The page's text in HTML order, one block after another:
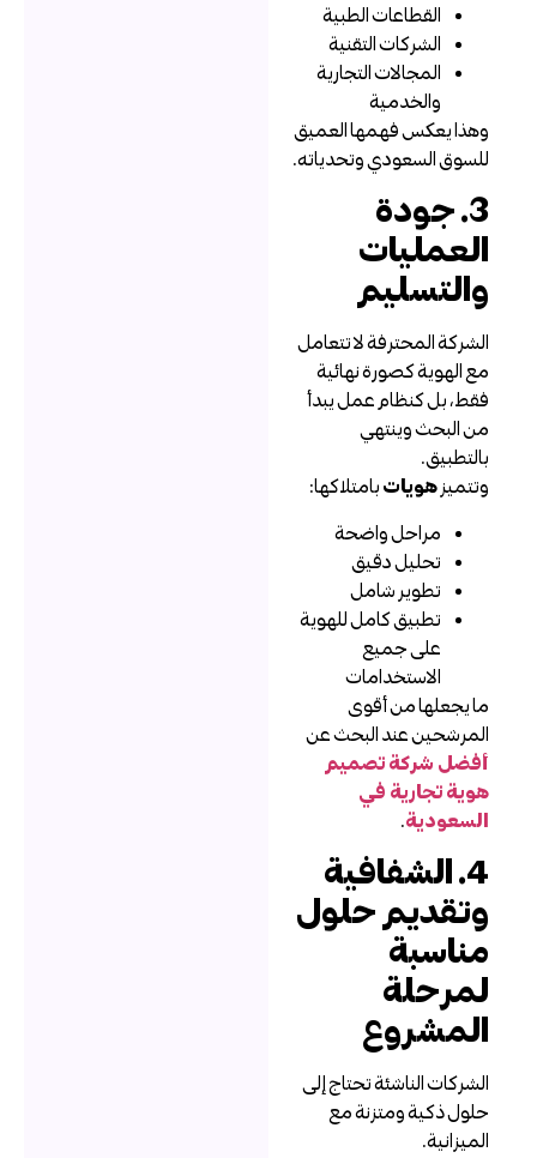
القطاعات الطبية
الشركات التقنية
المجالات التجارية
والخدمية
وهذا يعكس فهمها العميق
للسوق السعودي وتحدياته.
3. جودة
العمليات
والتسليم
الشركة المحترفة لا تتعامل
مع الهوية كصورة نهائية
فقط، بل كنظام عمل يبدأ
من البحث وينتهي
بالتطبيق.
وتتميزهوياتبامتلاكها:
مراحل واضحة
تحليل دقيق
تطوير شامل
تطبيق كامل للهوية
على جميع
الاستخدامات
ما يجعلها من أقوى
المرشحين عند البحث عن
أفضل شركة تصميم
هوية تجارية في
السعودية.
4. الشفافية
وتقديم حلول
مناسبة
لمرحلة
المشروع
الشركات الناشئة تحتاج إلى
حلول ذكية ومتزنة مع
الميزانية.